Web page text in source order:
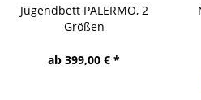
Jugendbett PALERMO, 2
Größen
ab 399,00 € *